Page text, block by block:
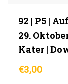
92 | P5 |
29.
Kater |
€3,00